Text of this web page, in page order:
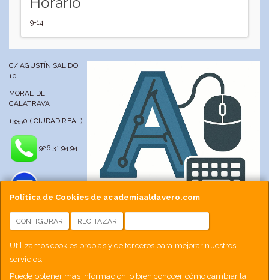
Política de Cookies de academiaaldavero.com
CONFIGURAR RECHAZAR
Utilizamos cookies propias y de terceros para mejorar nuestros
servicios.
Puede obtener más información, o bien conocer cómo cambiar la
9-14
C/ AGUSTÍN SALIDO,
10
MORAL DE
CALATRAVA
13350 ( CIUDAD REAL)
926 31 94 94